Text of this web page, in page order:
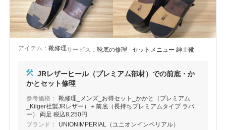
アイテム： 靴修理サービス： 靴底の修理 - セットメニュー 紳士靴
JRレザーヒール（プレミアム部材）での前底・か
かとセット修理
参考価格：
靴修理_メンズ_お得セット_かかと（プレミアム
_Kilger社製JRレザー）＋前底（長持ちプレミアムタイプ ラバ
ー） 両足 税込8,250円
ブランド：
UNIONIMPERIAL（ユニオンインペリアル）